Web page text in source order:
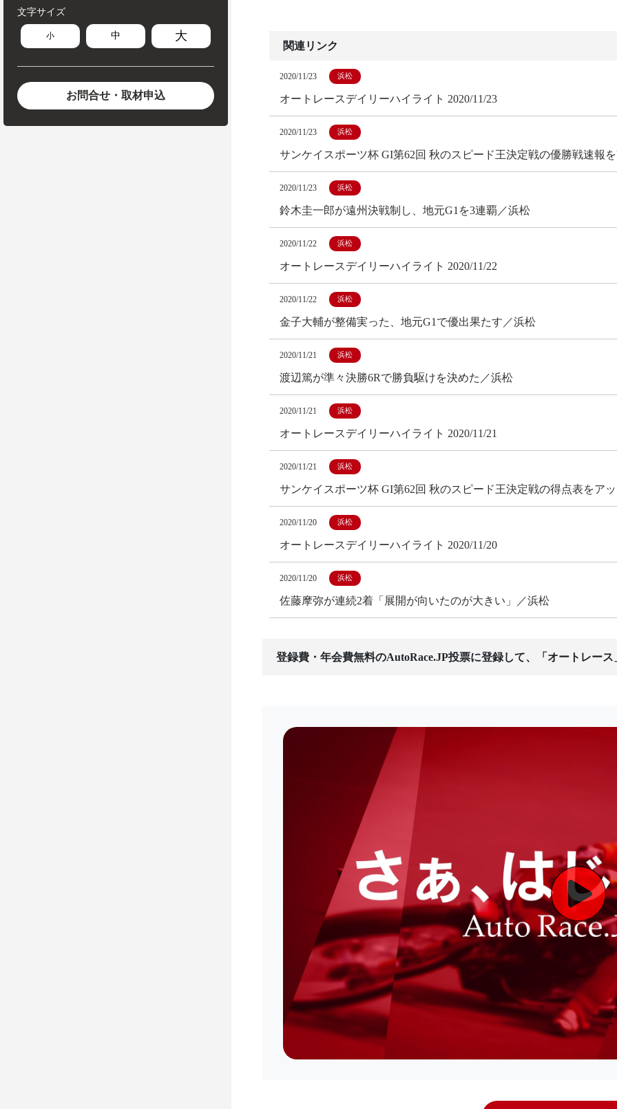
文字サイズ
小 中 大
お問合せ・取材申込
関連リンク
2020/11/23 浜松
オートレースデイリーハイライト 2020/11/23
2020/11/23 浜松
サンケイスポーツ杯 GI第62回 秋のスピード王決定戦の優勝戦速報
2020/11/23 浜松
鈴木圭一郎が遠州決戦制し、地元G1を3連覇／浜松
2020/11/22 浜松
オートレースデイリーハイライト 2020/11/22
2020/11/22 浜松
金子大輔が整備実った、地元G1で優出果たす／浜松
2020/11/21 浜松
渡辺篤が準々決勝6Rで勝負駆けを決めた／浜松
2020/11/21 浜松
オートレースデイリーハイライト 2020/11/21
2020/11/21 浜松
サンケイスポーツ杯 GI第62回 秋のスピード王決定戦の得点表をアッ
2020/11/20 浜松
オートレースデイリーハイライト 2020/11/20
2020/11/20 浜松
佐藤摩弥が連続2着「展開が向いたのが大きい」／浜松
登録費・年会費無料のAutoRace.JP投票に登録して、「オートレース